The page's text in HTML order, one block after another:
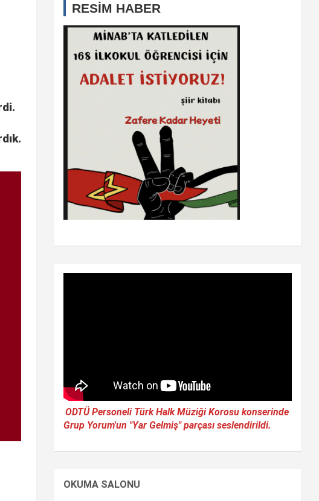
RESİM HABER
ODTÜ Personeli Türk Halk Müziği Korosu konserinde
Grup Yorum'un "Yar Gelmiş" parçası seslendirildi.
OKUMA SALONU